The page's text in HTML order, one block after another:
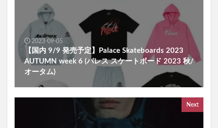
2023-09-05
【国内 9/9 発売予定】Palace Skateboards 2023
AUTUMN week 6 (パレス スケートボード 2023 秋/
オータム)
Next